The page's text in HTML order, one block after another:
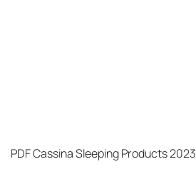
PDFCassina Sleeping Products 2023